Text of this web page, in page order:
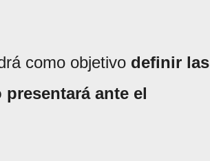
como objetivo definir las
ante el